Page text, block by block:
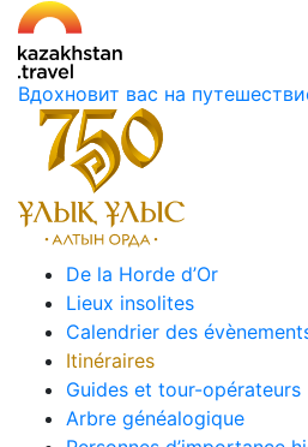
Вдохновит вас на
De la Horde d’Or
Lieux insolites
Calendrier des
Itinéraires
Guides et tour-opérateurs
Arbre généalogique